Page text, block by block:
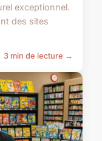
exceptionnel.
des sites
3 min de lecture →